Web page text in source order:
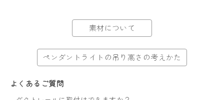
素材について
ペンダントライトの吊り高さの考えかた
よくあるご質問